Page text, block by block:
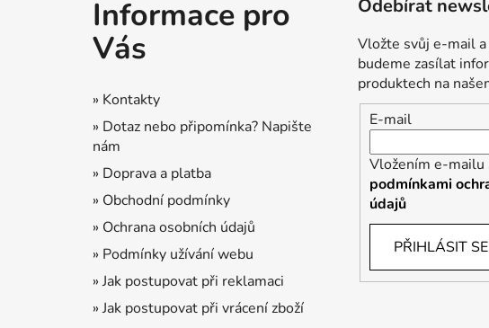
Informace pro
Vás
» Kontakty
» Dotaz nebo připomínka? Napište
nám
» Doprava a platba
» Obchodní podmínky
» Ochrana osobních údajů
» Podmínky užívání webu
» Jak postupovat při reklamaci
» Jak postupovat při vrácení zboží
Odebírat
Vložte svůj e-mail a
budeme zasílat
produktech na
E-mail
Vložením e-mailu
podmínkami
údajů
PŘIHLÁSIT SE